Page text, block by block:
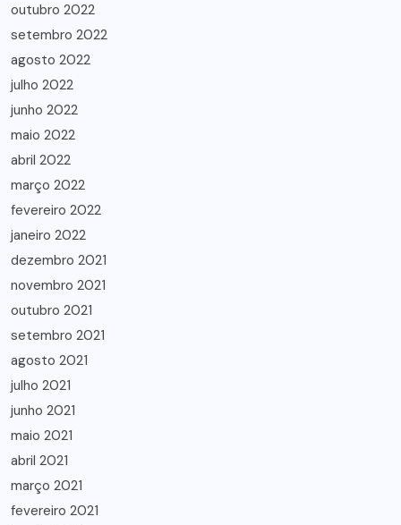
outubro 2022
setembro 2022
agosto 2022
julho 2022
junho 2022
maio 2022
abril 2022
março 2022
fevereiro 2022
janeiro 2022
dezembro 2021
novembro 2021
outubro 2021
setembro 2021
agosto 2021
julho 2021
junho 2021
maio 2021
abril 2021
março 2021
fevereiro 2021